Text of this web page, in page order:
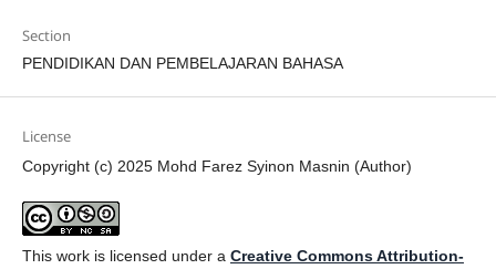
Section
PENDIDIKAN DAN PEMBELAJARAN BAHASA
License
Copyright (c) 2025 Mohd Farez Syinon Masnin (Author)
This work is licensed under a Creative Commons Attribution-